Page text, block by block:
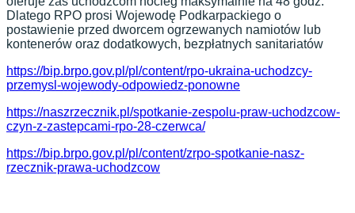
Dlatego RPO prosi Wojewodę Podkarpackiego o
postawienie przed dworcem ogrzewanych namiotów lub
kontenerów oraz dodatkowych, bezpłatnych sanitariatów
https://bip.brpo.gov.pl/pl/content/rpo-ukraina-uchodzcy-
przemysl-wojewody-odpowiedz-ponowne
https://naszrzecznik.pl/spotkanie-zespolu-praw-uchodzcow-
czyn-z-zastepcami-rpo-28-czerwca/
https://bip.brpo.gov.pl/pl/content/zrpo-spotkanie-nasz-
rzecznik-prawa-uchodzcow